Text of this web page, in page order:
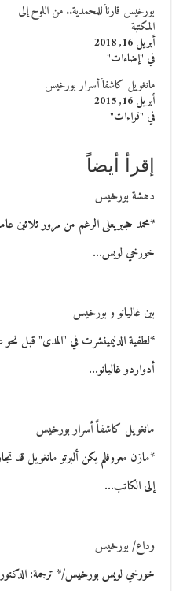
بورخيس قارئاً للمحمدية.. من اللوح إلى
المكتبة
أبريل 16, 2018
في "إضاءات"
مانغويل كاشفاً أسرار بورخيس
أبريل 16, 2015
في "قراءات"
إقرأ أيضاً
دهشة بورخيس
*محمد حجيريعلى الرغم من مرور ثلاثين
خورخي لويس…
بين غاليانو و بورخيس
*لطفية الدليمينشرت في "المدى" قبل
أدواردو غاليانو…
مانغويل كاشفاً أسرار بورخيس
*مازن معروفلم يكن ألبرتو مانغويل
إلى الكاتب…
وداع/ بورخيس
خورخي لويس بورخيس/* ترجمة: